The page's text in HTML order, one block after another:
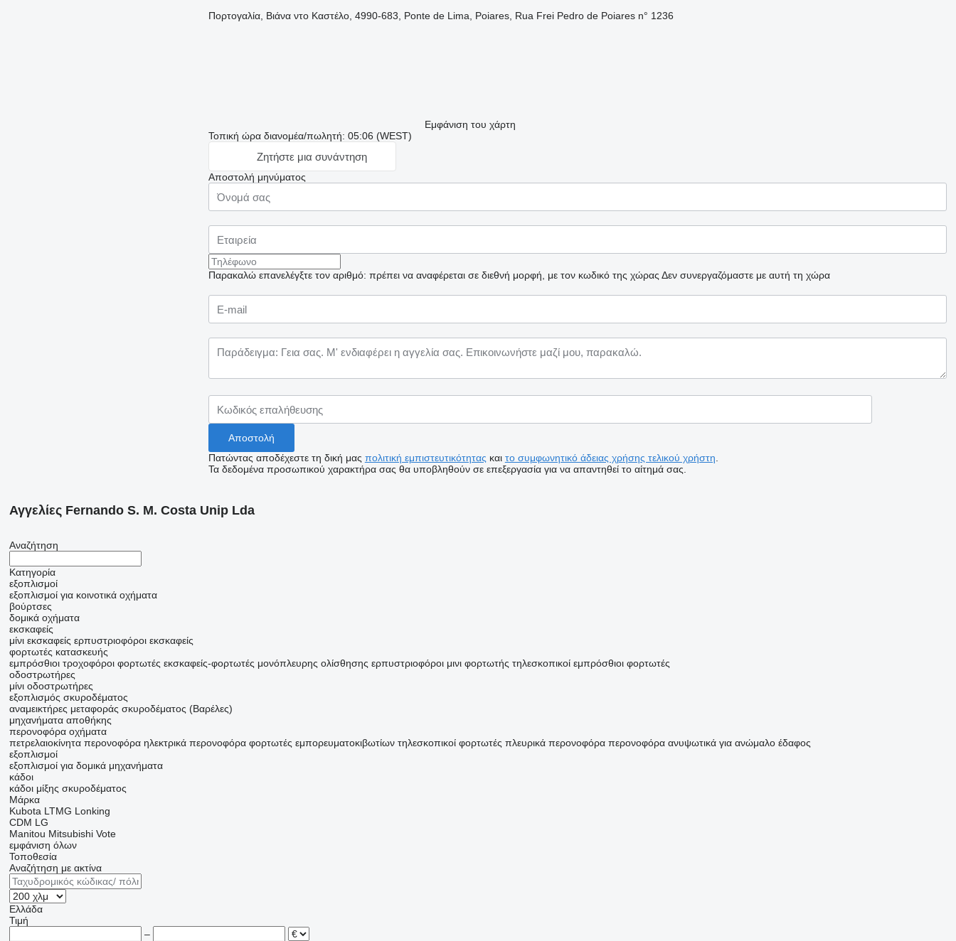
Πορτογαλία, Βιάνα ντο Καστέλο, 4990-683, Ponte de Lima, Poiares, Rua Frei Pedro de Poiares n° 1236
Εμφάνιση του χάρτη
Τοπική ώρα διανομέα/πωλητή: 05:06 (WEST)
Ζητήστε μια συνάντηση
Αποστολή μηνύματος
Παρακαλώ επανελέγξτε τον αριθμό: πρέπει να αναφέρεται σε διεθνή μορφή, με τον κωδικό της χώρας Δεν συνεργαζόμαστε με αυτή τη χώρα
Πατώντας αποδέχεστε τη δική μας πολιτική εμπιστευτικότητας και το συμφωνητικό άδειας χρήσης τελικού χρήστη
Τα δεδομένα προσωπικού χαρακτήρα σας θα υποβληθούν σε επεξεργασία για να απαντηθεί το αίτημά σας.
Αγγελίες Fernando S. M. Costa Unip Lda
Αναζήτηση
Κατηγορία
εξοπλισμοί
εξοπλισμοί για κοινοτικά οχήματα
βούρτσες
δομικά οχήματα
εκσκαφείς
μίνι εκσκαφείς ερπυστριοφόροι εκσκαφείς
φορτωτές κατασκευής
εμπρόσθιοι τροχοφόροι φορτωτές εκσκαφείς-φορτωτές μονόπλευρης ολίσθησης ερπυστριοφόροι μινι φορτωτής τηλεσκοπικοί εμπρόσθιοι φορτωτές
οδοστρωτήρες
μίνι οδοστρωτήρες
εξοπλισμός σκυροδέματος
αναμεικτήρες μεταφοράς σκυροδέματος (Βαρέλες)
μηχανήματα αποθήκης
περονοφόρα οχήματα
πετρελαιοκίνητα περονοφόρα ηλεκτρικά περονοφόρα φορτωτές εμπορευματοκιβωτίων τηλεσκοπικοί φορτωτές πλευρικά περονοφόρα περονοφόρα ανυψωτικά για ανώμαλο έδαφος
εξοπλισμοί
εξοπλισμοί για δομικά μηχανήματα
κάδοι
κάδοι μίξης σκυροδέματος
Μάρκα
Kubota LTMG Lonking
CDM LG
Manitou Mitsubishi Vote
εμφάνιση όλων
Τοποθεσία
Αναζήτηση με ακτίνα
Ελλάδα
Τιμή
–